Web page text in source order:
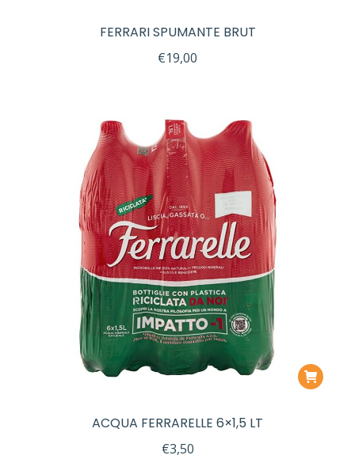
FERRARI SPUMANTE BRUT
€19,00
ACQUA FERRARELLE 6×1,5 LT
€3,50